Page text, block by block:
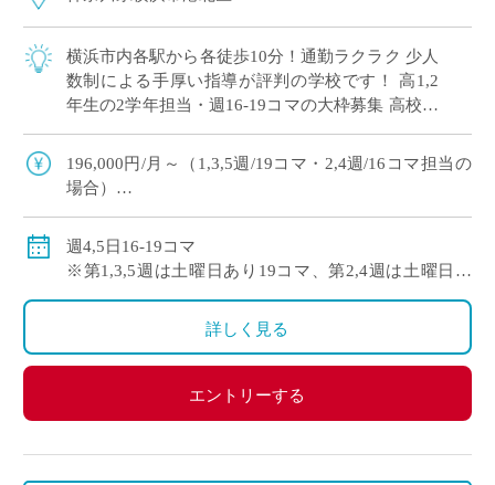
横浜市内各駅から各徒歩10分！通勤ラクラク 少人
数制による手厚い指導が評判の学校です！ 高1,2
年生の2学年担当・週16-19コマの大枠募集 高校免
196,000円/月～（1,3,5週/19コマ・2,4週/16コマ担当の
場合）
週4,5日16-19コマ
※第1,3,5週は土曜日あり19コマ、第2,4週は土曜日な
詳しく見る
エントリーする